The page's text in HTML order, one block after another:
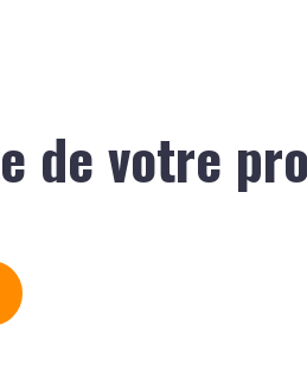
de votre